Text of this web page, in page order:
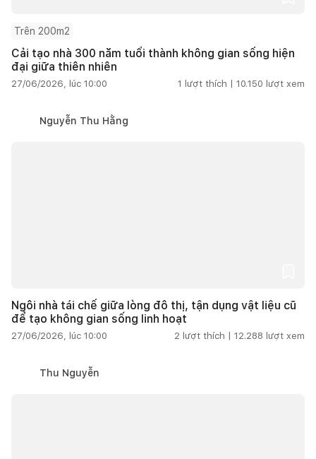
Trên 200m2
Cải tạo nhà 300 năm tuổi thành không gian sống hiện
đại giữa thiên nhiên
27/06/2026, lúc 10:00 1 lượt thích | 10.150 lượt xem
Nguyễn Thu Hằng
Ngôi nhà tái chế giữa lòng đô thị, tận dụng vật liệu cũ
để tạo không gian sống linh hoạt
27/06/2026, lúc 10:00 2 lượt thích | 12.288 lượt xem
Thu Nguyễn